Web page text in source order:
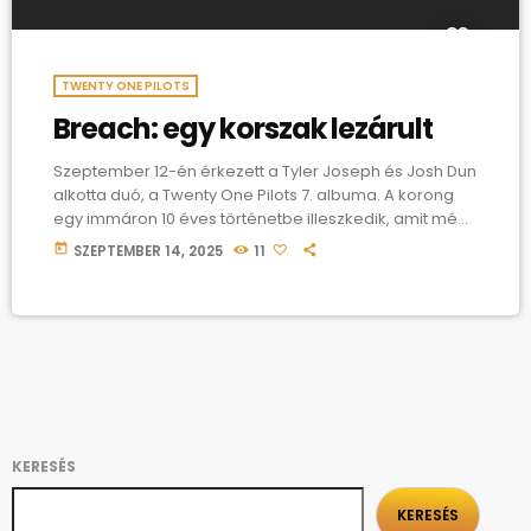
TWENTY ONE PILOTS
Breach: egy korszak lezárult
Szeptember 12-én érkezett a Tyler Joseph és Josh Dun
alkotta duó, a Twenty One Pilots 7. albuma. A korong
egy immáron 10 éves történetbe illeszkedik, amit még
2015-ben indítottak el a Blurryface című lemezükkel. A
13 számos konceptalbumról júniusban debütált a The
single, mely a Trench (2018) lemezről megismert
today SZEPTEMBER 14, 2025 11
KERESÉS
KERESÉS